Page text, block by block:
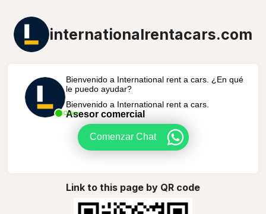
internationalrentacars.com
Online
Bienvenido a International rent a cars. ¿En qué
le puedo ayudar?
Bienvenido a International rent a cars.
Asesor comercial
Comenzar Chat
Link to this page by QR code